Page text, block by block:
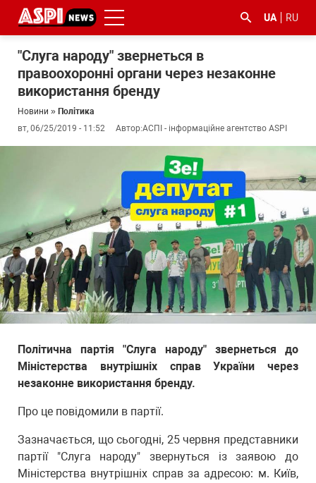
UA RU
"Слуга народу" звернеться в
правоохоронні органи через незаконне
використання бренду
Новини » Політика
вт, 06/25/2019 - 11:52
Автор:АСПІ - інформаційне агентство ASPI
Політична партія "Слуга народу" звернеться до
Міністерства внутрішніх справ України через
незаконне використання бренду.
Про це повідомили в партії.
Зазначається, що сьогодні, 25 червня представники
партії "Слуга народу" звернуться із заявою до
Міністерства внутрішніх справ за адресою: м. Київ,
#Київ